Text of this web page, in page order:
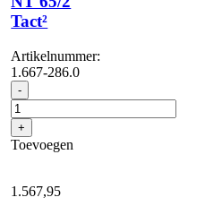
Tact²
Artikelnummer:
1.667-286.0
- NT
65/2
Tact²
aantal
+
Toevoegen
1.567,95